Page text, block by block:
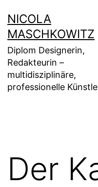
Inhalt
springen
NICOLA
MASCHKOWITZ
Diplom Designerin,
Redakteurin –
multidisziplinäre,
professionelle
Der